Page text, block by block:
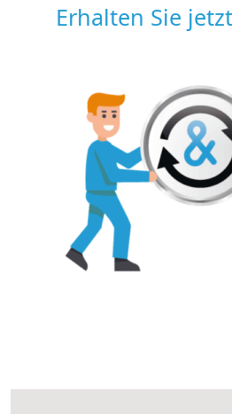
Erhalten Sie